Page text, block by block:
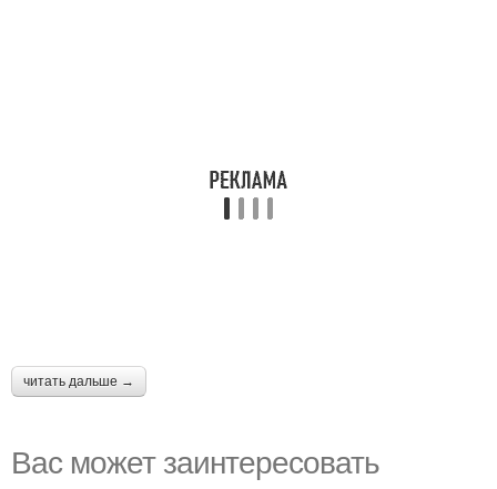
читать дальше →
Вас может заинтересовать